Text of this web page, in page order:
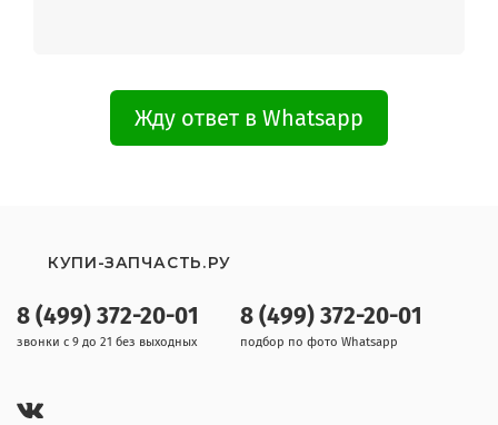
Жду ответ в Whatsapp
8 (499) 372-20-01
звонки с 9 до 21 без выходных
8 (499) 372-20-01
подбор по фото Whatsapp
КУПИ-ЗАПЧАСТЬ.РУ